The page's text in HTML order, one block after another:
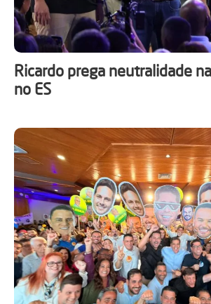
Ricardo prega neutralidade
no ES